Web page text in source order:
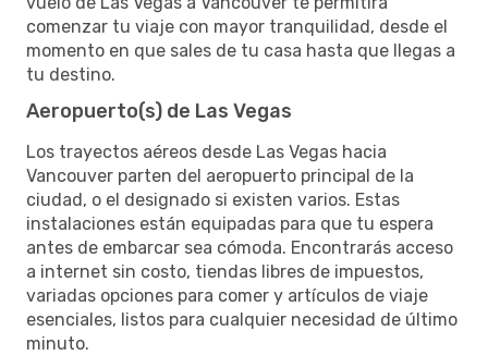
comenzar tu viaje con mayor tranquilidad, desde el
momento en que sales de tu casa hasta que llegas a
tu destino.
Aeropuerto(s) de Las Vegas
Los trayectos aéreos desde Las Vegas hacia
Vancouver parten del aeropuerto principal de la
ciudad, o el designado si existen varios. Estas
instalaciones están equipadas para que tu espera
antes de embarcar sea cómoda. Encontrarás acceso
a internet sin costo, tiendas libres de impuestos,
variadas opciones para comer y artículos de viaje
esenciales, listos para cualquier necesidad de último
minuto.